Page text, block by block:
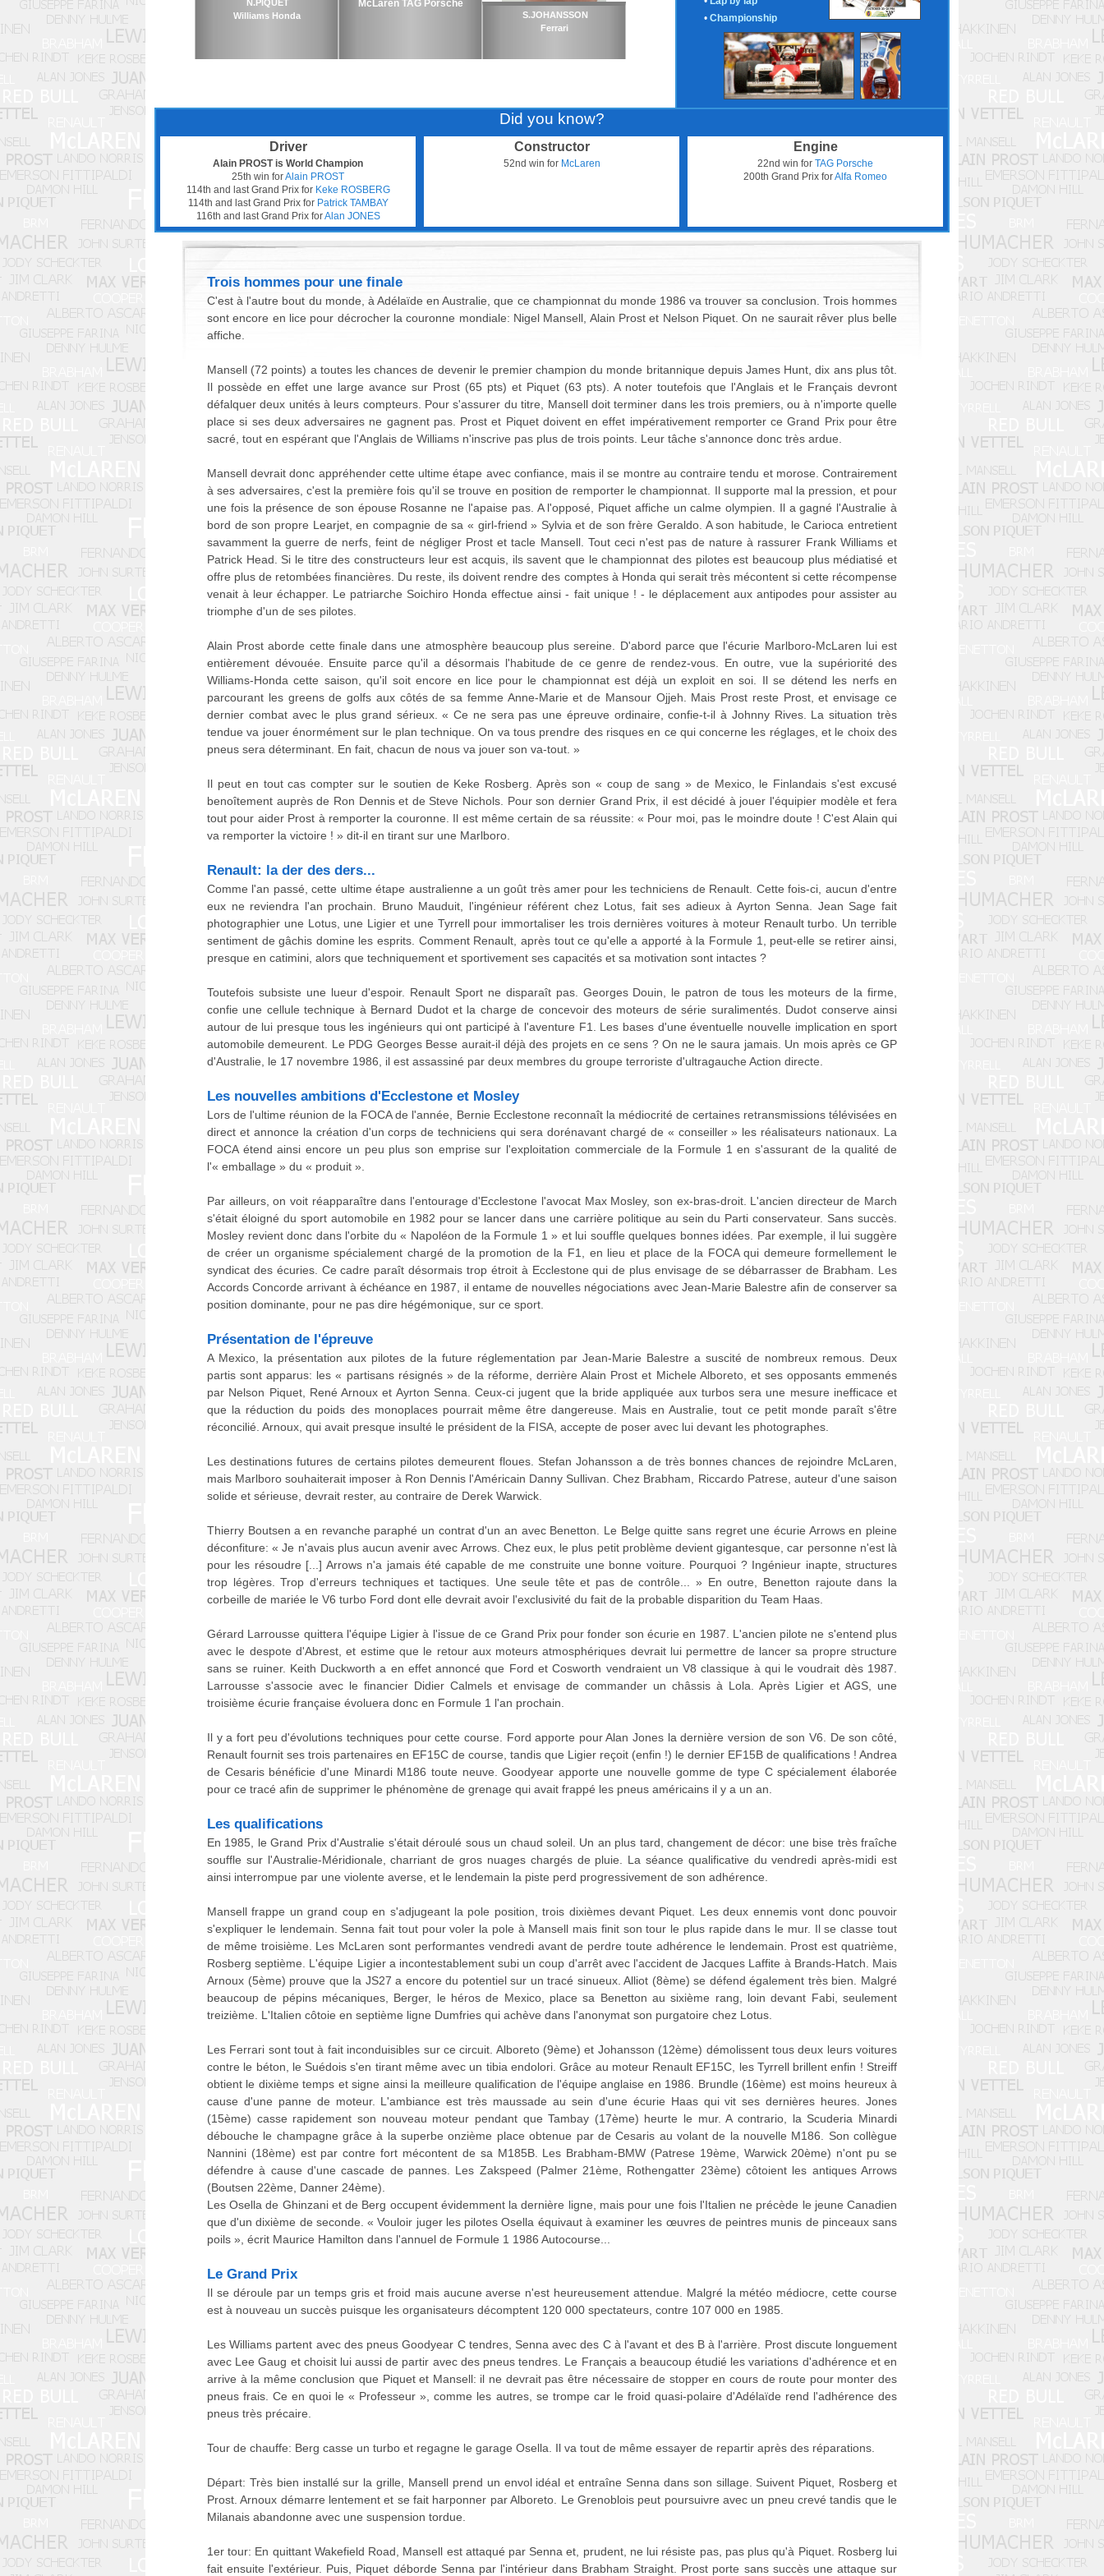
N.PIQUET
Williams Honda
McLaren TAG Porsche
S.JOHANSSON
Ferrari
• Championship
Did you know?
Driver
Alain PROST is World Champion
25th win forAlain PROST
114th and last Grand Prix for Keke ROSBERG
114th and last Grand Prix for Patrick TAMBAY
116th and last Grand Prix forAlan JONES
Constructor
52nd win for McLaren
Engine
22nd win for TAG Porsche
200th Grand Prix forAlfa Romeo
Trois hommes pour une finale
C'est à l'autre bout du monde, à Adélaïde en Australie, que ce championnat du monde 1986 va trouver sa conclusion. Trois hommes
sont encore en lice pour décrocher la couronne mondiale: Nigel Mansell, Alain Prost et Nelson Piquet. On ne saurait rêver plus belle
affiche.
Mansell (72 points) a toutes les chances de devenir le premier champion du monde britannique depuis James Hunt, dix ans plus tôt.
Il possède en effet une large avance sur Prost (65 pts) et Piquet (63 pts). A noter toutefois que l'Anglais et le Français devront
défalquer deux unités à leurs compteurs. Pour s'assurer du titre, Mansell doit terminer dans les trois premiers, ou à n'importe quelle
place si ses deux adversaires ne gagnent pas. Prost et Piquet doivent en effet impérativement remporter ce Grand Prix pour être
sacré, tout en espérant que l'Anglais de Williams n'inscrive pas plus de trois points. Leur tâche s'annonce donc très ardue.
Mansell devrait donc appréhender cette ultime étape avec confiance, mais il se montre au contraire tendu et morose. Contrairement
à ses adversaires, c'est la première fois qu'il se trouve en position de remporter le championnat. Il supporte mal la pression, et pour
une fois la présence de son épouse Rosanne ne l'apaise pas. A l'opposé, Piquet affiche un calme olympien. Il a gagné l'Australie à
bord de son propre Learjet, en compagnie de sa « girl-friend » Sylvia et de son frère Geraldo. A son habitude, le Carioca entretient
savamment la guerre de nerfs, feint de négliger Prost et tacle Mansell. Tout ceci n'est pas de nature à rassurer Frank Williams et
Patrick Head. Si le titre des constructeurs leur est acquis, ils savent que le championnat des pilotes est beaucoup plus médiatisé et
offre plus de retombées financières. Du reste, ils doivent rendre des comptes à Honda qui serait très mécontent si cette récompense
venait à leur échapper. Le patriarche Soichiro Honda effectue ainsi - fait unique ! - le déplacement aux antipodes pour assister au
triomphe d'un de ses pilotes.
Alain Prost aborde cette finale dans une atmosphère beaucoup plus sereine. D'abord parce que l'écurie Marlboro-McLaren lui est
entièrement dévouée. Ensuite parce qu'il a désormais l'habitude de ce genre de rendez-vous. En outre, vue la supériorité des
Williams-Honda cette saison, qu'il soit encore en lice pour le championnat est déjà un exploit en soi. Il se détend les nerfs en
parcourant les greens de golfs aux côtés de sa femme Anne-Marie et de Mansour Ojjeh. Mais Prost reste Prost, et envisage ce
dernier combat avec le plus grand sérieux. « Ce ne sera pas une épreuve ordinaire, confie-t-il à Johnny Rives. La situation très
tendue va jouer énormément sur le plan technique. On va tous prendre des risques en ce qui concerne les réglages, et le choix des
pneus sera déterminant. En fait, chacun de nous va jouer son va-tout. »
Il peut en tout cas compter sur le soutien de Keke Rosberg. Après son « coup de sang » de Mexico, le Finlandais s'est excusé
benoîtement auprès de Ron Dennis et de Steve Nichols. Pour son dernier Grand Prix, il est décidé à jouer l'équipier modèle et fera
tout pour aider Prost à remporter la couronne. Il est même certain de sa réussite: « Pour moi, pas le moindre doute ! C'est Alain qui
va remporter la victoire ! » dit-il en tirant sur une Marlboro.
Renault: la der des ders...
Comme l'an passé, cette ultime étape australienne a un goût très amer pour les techniciens de Renault. Cette fois-ci, aucun d'entre
eux ne reviendra l'an prochain. Bruno Mauduit, l'ingénieur référent chez Lotus, fait ses adieux à Ayrton Senna. Jean Sage fait
photographier une Lotus, une Ligier et une Tyrrell pour immortaliser les trois dernières voitures à moteur Renault turbo. Un terrible
sentiment de gâchis domine les esprits. Comment Renault, après tout ce qu'elle a apporté à la Formule 1, peut-elle se retirer ainsi,
presque en catimini, alors que techniquement et sportivement ses capacités et sa motivation sont intactes ?
Toutefois subsiste une lueur d'espoir. Renault Sport ne disparaît pas. Georges Douin, le patron de tous les moteurs de la firme,
confie une cellule technique à Bernard Dudot et la charge de concevoir des moteurs de série suralimentés. Dudot conserve ainsi
autour de lui presque tous les ingénieurs qui ont participé à l'aventure F1. Les bases d'une éventuelle nouvelle implication en sport
automobile demeurent. Le PDG Georges Besse aurait-il déjà des projets en ce sens ? On ne le saura jamais. Un mois après ce GP
d'Australie, le 17 novembre 1986, il est assassiné par deux membres du groupe terroriste d'ultragauche Action directe.
Les nouvelles ambitions d'Ecclestone et Mosley
Lors de l'ultime réunion de la FOCA de l'année, Bernie Ecclestone reconnaît la médiocrité de certaines retransmissions télévisées en
direct et annonce la création d'un corps de techniciens qui sera dorénavant chargé de « conseiller » les réalisateurs nationaux. La
FOCA étend ainsi encore un peu plus son emprise sur l'exploitation commerciale de la Formule 1 en s'assurant de la qualité de
l'« emballage » du « produit ».
Par ailleurs, on voit réapparaître dans l'entourage d'Ecclestone l'avocat Max Mosley, son ex-bras-droit. L'ancien directeur de March
s'était éloigné du sport automobile en 1982 pour se lancer dans une carrière politique au sein du Parti conservateur. Sans succès.
Mosley revient donc dans l'orbite du « Napoléon de la Formule 1 » et lui souffle quelques bonnes idées. Par exemple, il lui suggère
de créer un organisme spécialement chargé de la promotion de la F1, en lieu et place de la FOCA qui demeure formellement le
syndicat des écuries. Ce cadre paraît désormais trop étroit à Ecclestone qui de plus envisage de se débarrasser de Brabham. Les
Accords Concorde arrivant à échéance en 1987, il entame de nouvelles négociations avec Jean-Marie Balestre afin de conserver sa
position dominante, pour ne pas dire hégémonique, sur ce sport.
Présentation de l'épreuve
A Mexico, la présentation aux pilotes de la future réglementation par Jean-Marie Balestre a suscité de nombreux remous. Deux
partis sont apparus: les « partisans résignés » de la réforme, derrière Alain Prost et Michele Alboreto, et ses opposants emmenés
par Nelson Piquet, René Arnoux et Ayrton Senna. Ceux-ci jugent que la bride appliquée aux turbos sera une mesure inefficace et
que la réduction du poids des monoplaces pourrait même être dangereuse. Mais en Australie, tout ce petit monde paraît s'être
réconcilié. Arnoux, qui avait presque insulté le président de la FISA, accepte de poser avec lui devant les photographes.
Les destinations futures de certains pilotes demeurent floues. Stefan Johansson a de très bonnes chances de rejoindre McLaren,
mais Marlboro souhaiterait imposer à Ron Dennis l'Américain Danny Sullivan. Chez Brabham, Riccardo Patrese, auteur d'une saison
solide et sérieuse, devrait rester, au contraire de Derek Warwick.
Thierry Boutsen a en revanche paraphé un contrat d'un an avec Benetton. Le Belge quitte sans regret une écurie Arrows en pleine
déconfiture: « Je n'avais plus aucun avenir avec Arrows. Chez eux, le plus petit problème devient gigantesque, car personne n'est là
pour les résoudre [...] Arrows n'a jamais été capable de me construite une bonne voiture. Pourquoi ? Ingénieur inapte, structures
trop légères. Trop d'erreurs techniques et tactiques. Une seule tête et pas de contrôle... » En outre, Benetton rajoute dans la
corbeille de mariée le V6 turbo Ford dont elle devrait avoir l'exclusivité du fait de la probable disparition du Team Haas.
Gérard Larrousse quittera l'équipe Ligier à l'issue de ce Grand Prix pour fonder son écurie en 1987. L'ancien pilote ne s'entend plus
avec le despote d'Abrest, et estime que le retour aux moteurs atmosphériques devrait lui permettre de lancer sa propre structure
sans se ruiner. Keith Duckworth a en effet annoncé que Ford et Cosworth vendraient un V8 classique à qui le voudrait dès 1987.
Larrousse s'associe avec le financier Didier Calmels et envisage de commander un châssis à Lola. Après Ligier et AGS, une
troisième écurie française évoluera donc en Formule 1 l'an prochain.
Il y a fort peu d'évolutions techniques pour cette course. Ford apporte pour Alan Jones la dernière version de son V6. De son côté,
Renault fournit ses trois partenaires en EF15C de course, tandis que Ligier reçoit (enfin !) le dernier EF15B de qualifications ! Andrea
de Cesaris bénéficie d'une Minardi M186 toute neuve. Goodyear apporte une nouvelle gomme de type C spécialement élaborée
pour ce tracé afin de supprimer le phénomène de grenage qui avait frappé les pneus américains il y a un an.
Les qualifications
En 1985, le Grand Prix d'Australie s'était déroulé sous un chaud soleil. Un an plus tard, changement de décor: une bise très fraîche
souffle sur l'Australie-Méridionale, charriant de gros nuages chargés de pluie. La séance qualificative du vendredi après-midi est
ainsi interrompue par une violente averse, et le lendemain la piste perd progressivement de son adhérence.
Mansell frappe un grand coup en s'adjugeant la pole position, trois dixièmes devant Piquet. Les deux ennemis vont donc pouvoir
s'expliquer le lendemain. Senna fait tout pour voler la pole à Mansell mais finit son tour le plus rapide dans le mur. Il se classe tout
de même troisième. Les McLaren sont performantes vendredi avant de perdre toute adhérence le lendemain. Prost est quatrième,
Rosberg septième. L'équipe Ligier a incontestablement subi un coup d'arrêt avec l'accident de Jacques Laffite à Brands-Hatch. Mais
Arnoux (5ème) prouve que la JS27 a encore du potentiel sur un tracé sinueux. Alliot (8ème) se défend également très bien. Malgré
beaucoup de pépins mécaniques, Berger, le héros de Mexico, place sa Benetton au sixième rang, loin devant Fabi, seulement
treizième. L'Italien côtoie en septième ligne Dumfries qui achève dans l'anonymat son purgatoire chez Lotus.
Les Ferrari sont tout à fait inconduisibles sur ce circuit. Alboreto (9ème) et Johansson (12ème) démolissent tous deux leurs voitures
contre le béton, le Suédois s'en tirant même avec un tibia endolori. Grâce au moteur Renault EF15C, les Tyrrell brillent enfin ! Streiff
obtient le dixième temps et signe ainsi la meilleure qualification de l'équipe anglaise en 1986. Brundle (16ème) est moins heureux à
cause d'une panne de moteur. L'ambiance est très maussade au sein d'une écurie Haas qui vit ses dernières heures. Jones
(15ème) casse rapidement son nouveau moteur pendant que Tambay (17ème) heurte le mur. A contrario, la Scuderia Minardi
débouche le champagne grâce à la superbe onzième place obtenue par de Cesaris au volant de la nouvelle M186. Son collègue
Nannini (18ème) est par contre fort mécontent de sa M185B. Les Brabham-BMW (Patrese 19ème, Warwick 20ème) n'ont pu se
défendre à cause d'une cascade de pannes. Les Zakspeed (Palmer 21ème, Rothengatter 23ème) côtoient les antiques Arrows
(Boutsen 22ème, Danner 24ème).
Les Osella de Ghinzani et de Berg occupent évidemment la dernière ligne, mais pour une fois l'Italien ne précède le jeune Canadien
que d'un dixième de seconde. « Vouloir juger les pilotes Osella équivaut à examiner les œuvres de peintres munis de pinceaux sans
poils », écrit Maurice Hamilton dans l'annuel de Formule 1 1986 Autocourse...
Le Grand Prix
Il se déroule par un temps gris et froid mais aucune averse n'est heureusement attendue. Malgré la météo médiocre, cette course
est à nouveau un succès puisque les organisateurs décomptent 120 000 spectateurs, contre 107 000 en 1985.
Les Williams partent avec des pneus Goodyear C tendres, Senna avec des C à l'avant et des B à l'arrière. Prost discute longuement
avec Lee Gaug et choisit lui aussi de partir avec des pneus tendres. Le Français a beaucoup étudié les variations d'adhérence et en
arrive à la même conclusion que Piquet et Mansell: il ne devrait pas être nécessaire de stopper en cours de route pour monter des
pneus frais. Ce en quoi le « Professeur », comme les autres, se trompe car le froid quasi-polaire d'Adélaïde rend l'adhérence des
pneus très précaire.
Tour de chauffe: Berg casse un turbo et regagne le garage Osella. Il va tout de même essayer de repartir après des réparations.
Départ: Très bien installé sur la grille, Mansell prend un envol idéal et entraîne Senna dans son sillage. Suivent Piquet, Rosberg et
Prost. Arnoux démarre lentement et se fait harponner par Alboreto. Le Grenoblois peut poursuivre avec un pneu crevé tandis que le
Milanais abandonne avec une suspension tordue.
1er tour: En quittant Wakefield Road, Mansell est attaqué par Senna et, prudent, ne lui résiste pas, pas plus qu'à Piquet. Rosberg lui
fait ensuite l'extérieur. Puis, Piquet déborde Senna par l'intérieur dans Brabham Straight. Prost porte sans succès une attaque sur